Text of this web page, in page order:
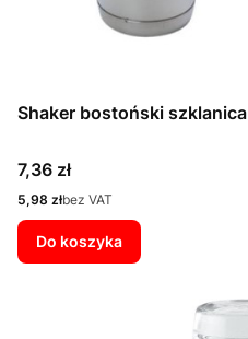
Shaker bostoński szklanica
Cena
7,36 zł
Cena
5,98 złbez VAT
Do koszyka